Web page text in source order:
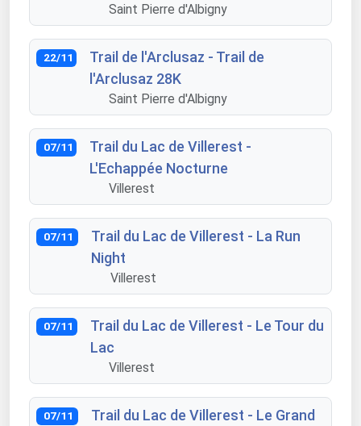
Saint Pierre d'Albigny
22/11
Trail de l'Arclusaz - Trail de
l'Arclusaz 28K
Saint Pierre d'Albigny
07/11
Trail du Lac de Villerest -
L'Echappée Nocturne
Villerest
07/11
Trail du Lac de Villerest - La Run
Night
Villerest
07/11
Trail du Lac de Villerest - Le Tour du
Lac
Villerest
07/11
Trail du Lac de Villerest - Le Grand